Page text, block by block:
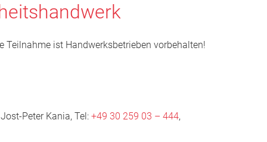
ist Handwerksbetrieben vorbehalten!
Peter Kania, Tel: +49 30 259 03 – 444,